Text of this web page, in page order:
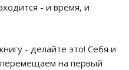
- и время, и
- делайте это! Себя и
на первый